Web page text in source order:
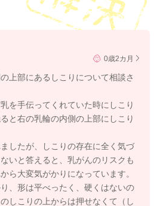
0歳2カ月
上部にあるしこりについて相談さ
を手伝ってくれていた時にしこり
と右の乳輪の内側の上部にしこり
したが、しこりの存在に全く気づ
いと答えると、乳がんのリスクも
ら大変気がかりになっています。
、形は平べったく、硬くはないの
しこりの上からは押せなくて（し